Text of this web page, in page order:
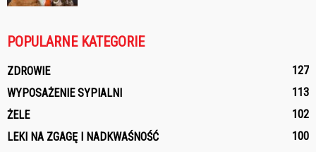
POPULARNE KATEGORIE
ZDROWIE
127
WYPOSAŻENIE SYPIALNI
113
ŻELE
102
LEKI NA ZGAGĘ I NADKWAŚNOŚĆ
100